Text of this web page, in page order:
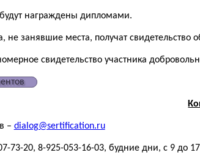
награждены дипломами.
не занявшие места, получат свидетельство
свидетельство участника
– dialog@sertification.ru
73-20, 8-925-053-16-03, будние дни, с 9 до